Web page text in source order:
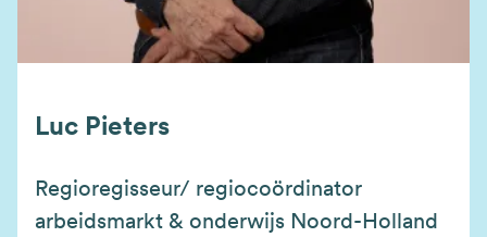
Luc Pieters
Regioregisseur/ regiocoördinator
arbeidsmarkt & onderwijs Noord-Holland